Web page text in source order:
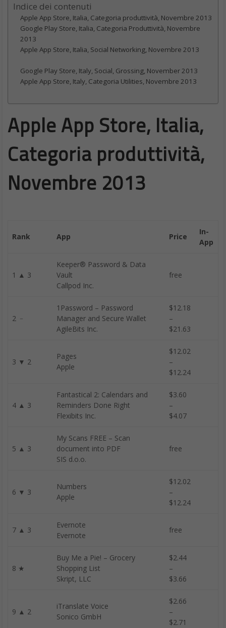
Indice dei contenuti
Apple App Store, Italia, Categoria produttività, Novembre 2013
Google Play Store, Italia, Categoria Produttività, Novembre
2013
Apple App Store, Italia, Social Networking, Novembre 2013
Google Play Store, Italy, Social, Grossing, November 2013
Apple App Store, Italy, Categoria Utilities, Novembre 2013
Apple App Store, Italia,
Categoria produttività,
Novembre 2013
Rank App Price
In-
App
1 ▲ 3
Keeper® Password & Data
Vault
Callpod Inc.
free
2 ﹣
1Password – Password
Manager and Secure Wallet
AgileBits Inc.
$12.18
–
$21.63
3 ▼ 2
Pages
Apple
$12.02
–
$12.24
4 ▲ 3
Fantastical 2: Calendars and
Reminders Done Right
Flexibits Inc.
$3.60
–
$4.07
5 ▲ 3
My Scans FREE – Scan
document into PDF
SIS d.o.o.
free
6 ▼ 3
Numbers
Apple
$12.02
–
$12.24
7 ▲ 3
Evernote
Evernote
free
8 ★
Buy Me a Pie! – Grocery
Shopping List
Skript, LLC
$2.44
–
$3.66
9 ▲ 2
iTranslate Voice
Sonico GmbH
$2.66
–
$2.71